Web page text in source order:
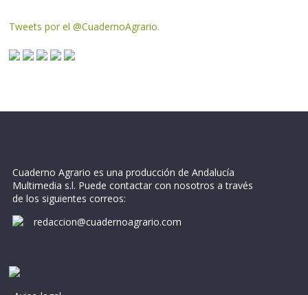
Tweets por el @CuadernoAgrario.
Cuaderno Agrario es una producción de Andalucía
Multimedia s.l. Puede contactar con nosotros a través
de los siguientes correos:
redaccion@cuadernoagrario.com